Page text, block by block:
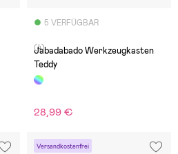
5 VERFÜGBAR
(4)
Jabadabado Werkzeugkasten
Teddy
28,99 €
Versandkostenfrei